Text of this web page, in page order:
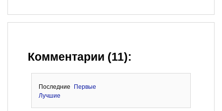
Комментарии (11):
Последние
Первые
Лучшие